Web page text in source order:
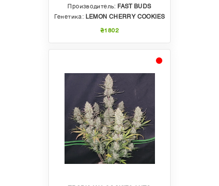
Производитель: FAST BUDS
Генетика: LEMON CHERRY COOKIES
₴1802